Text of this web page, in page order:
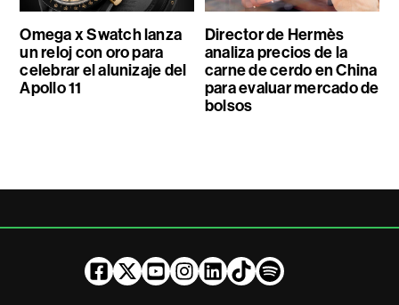
Omega x Swatch lanza
un reloj con oro para
celebrar el alunizaje del
Apollo 11
Director de Hermès
analiza precios de la
carne de cerdo en China
para evaluar mercado de
bolsos